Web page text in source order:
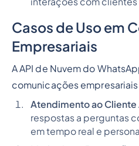
Casos de Uso em
Empresariais
A API de Nuvem do
comunicações empresariais
Atendimento ao
respostas a perguntas
em tempo real e